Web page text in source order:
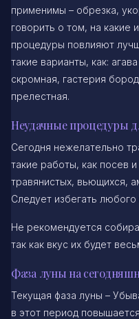
применимы – обрезка,
говорить о том, на какие
процедуры повлияют
такие варианты, как:
скромная, гастерия
прелестная.
Неудачные процедуры
Сегодня нежелательно
такие работы, как посев
травянистых, вьющихся,
Следует избегать
Не рекомендуется
так как вкус их будет
Фаза луны на
Текущая фаза луны –
в этот период